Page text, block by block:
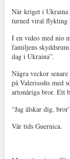
När kriget i Ukraina
turned viral flykting
I en video med nio
familjens
dag i Ukraina”.
Några veckor
på Valerissshs med
artonåriga bror. Ett
“Jag älskar dig,
Vår tids Guernica.